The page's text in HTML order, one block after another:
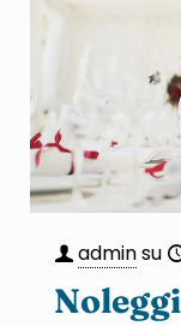
adminsu